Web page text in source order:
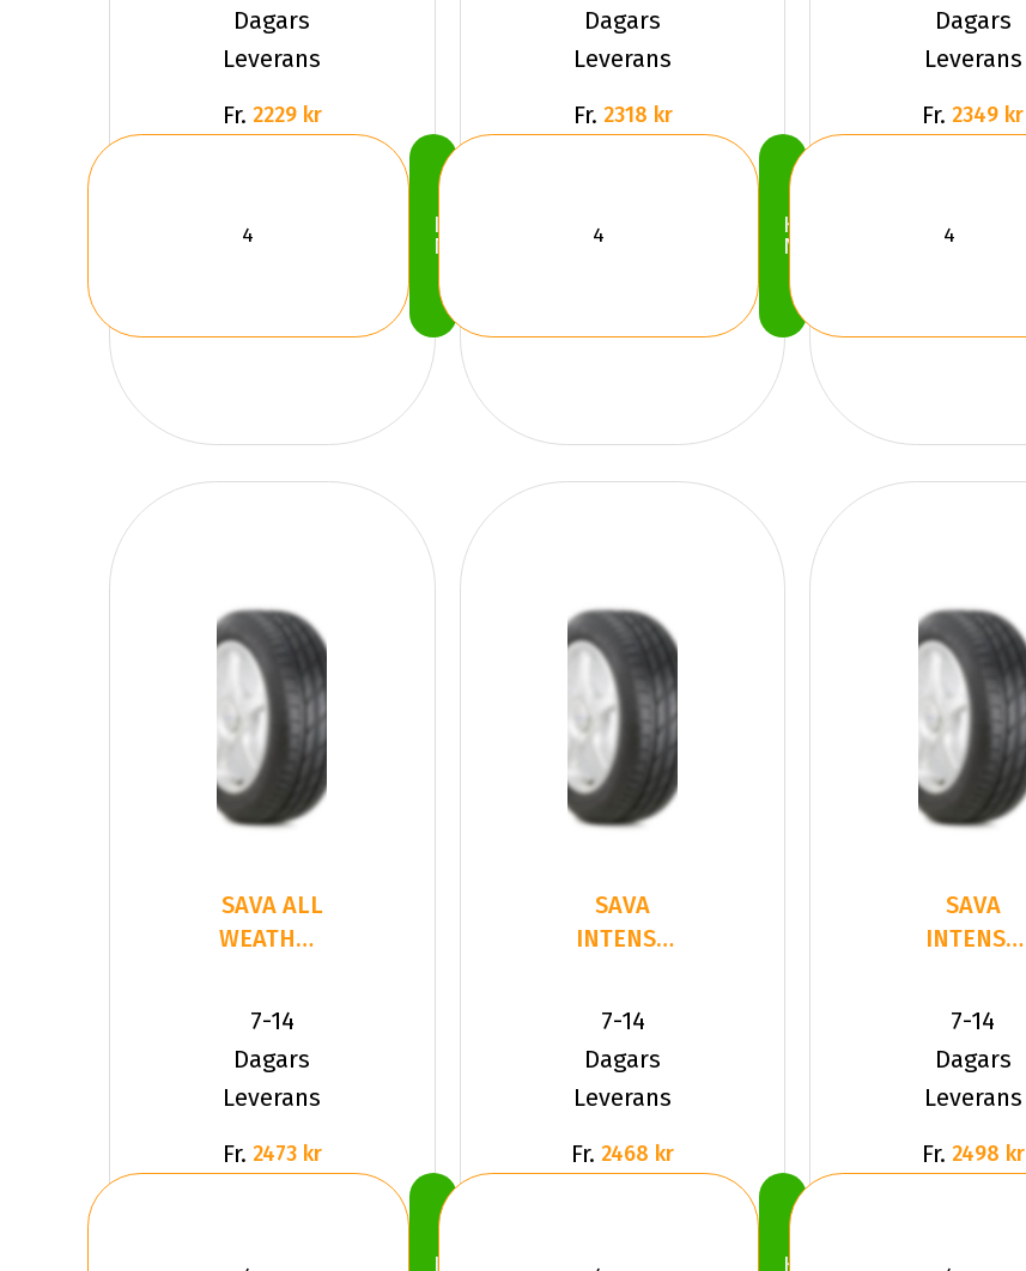
Dagars
Leverans
Fr. 2229 kr
Köp
Nu
Dagars
Leverans
Fr. 2318 kr
Köp
Nu
Dagars
Leverans
Fr. 2349 kr
SAVA ALL
WEATHER
99 V XL
7-14
Dagars
Leverans
Fr. 2473 kr
Köp
SAVA
INTENSA
235/35R19
7-14
Dagars
Leverans
Fr. 2468 kr
Köp
SAVA
INTENSA
235/50R19
7-14
Dagars
Leverans
Fr. 2498 kr